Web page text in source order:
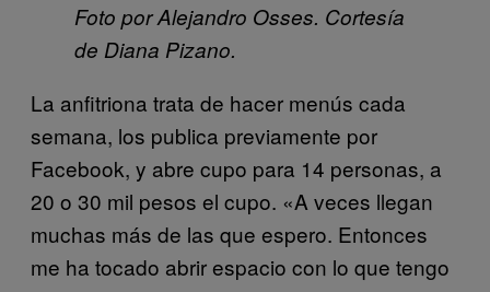
Foto por Alejandro Osses. Cortesía
de Diana Pizano.
La anfitriona trata de hacer menús cada
semana, los publica previamente por
Facebook, y abre cupo para 14 personas, a
20 o 30 mil pesos el cupo. «A veces llegan
muchas más de las que espero. Entonces
me ha tocado abrir espacio con lo que tengo